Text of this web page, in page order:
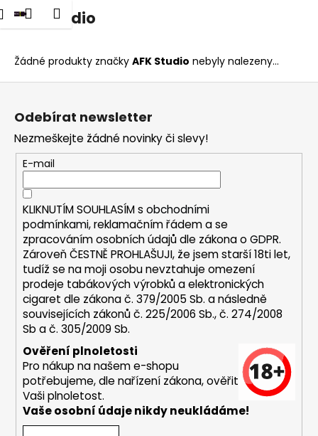
Přejít
na
Přihlášení
Nákupní
Menu
AFK Studio
Žádné produkty značky AFK Studio nebyly nalezeny...
K
o
k C
p
o
t
e
b
u
e
e
n
a
?
Odebírat newsletter
Nezmeškejte žádné novinky či slevy!
E-mail
KLIKNUTÍM SOUHLASÍM s obchodními
podmínkami,reklamačním řádem a se
zpracováním osobních údajů dle zákona oGDPR.
Zároveň ČESTNĚ PROHLAŠUJI, že jsem starší 18ti let,
tudíž se na moji osobu nevztahuje omezení
prodeje tabákových výrobků a elektronických
cigaret dle zákona č. 379/2005 Sb. a následně
souvisejících zákonů č. 225/2006 Sb., č. 274/2008
Sb a č. 305/2009 Sb.
Ověření plnoletosti
Pro nákup na našem e-shopu
potřebujeme, dle nařízení zákona, ověřit
Vaši plnoletost.
Vaše osobní údaje nikdy neukládáme!